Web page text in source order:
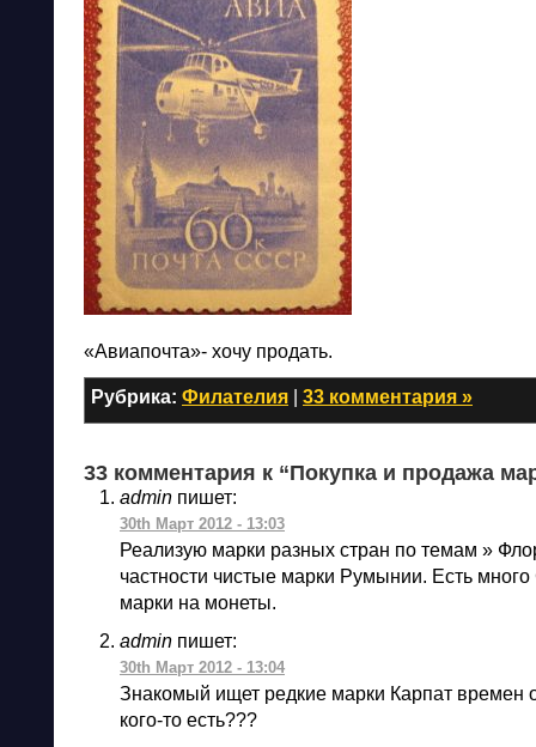
«Авиапочта»- хочу продать.
Рубрика: Филателия 33 комментария »
33 комментария к “Покупка и продажа
admin пишет:
30th Март 2012 - 13:03
Реализую марки разных стран по темам »
частности чистые марки Румынии. Есть
марки на монеты.
admin пишет:
30th Март 2012 - 13:04
Знакомый ищет редкие марки Карпат времен
кого-то есть???